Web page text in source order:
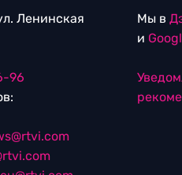
Ленинская
96
Мы в
и